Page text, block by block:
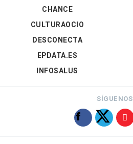
CHANCE
CULTURAOCIO
DESCONECTA
EPDATA.ES
INFOSALUS
SÍGUENOS